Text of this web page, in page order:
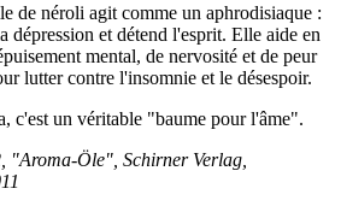
de néroli agit comme un aphrodisiaque :
dépression et détend l'esprit. Elle aide en
mental, de nervosité et de peur
lutter contre l'insomnie et le désespoir.
c'est un véritable "baume pour l'âme".
"Aroma-Öle", Schirner Verlag,